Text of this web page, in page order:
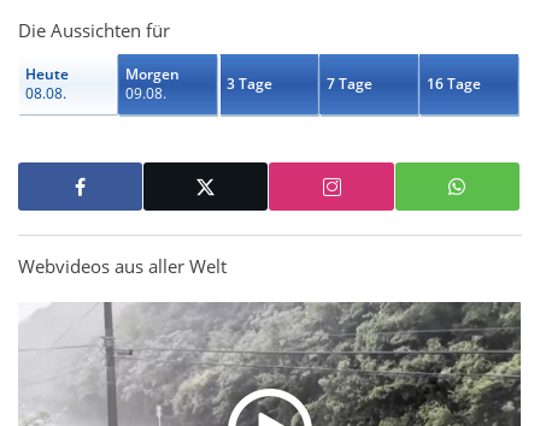
Die Aussichten für
Heute
08.08.
Morgen
09.08.
3 Tage 7 Tage 16 Tage
Webvideos aus aller Welt